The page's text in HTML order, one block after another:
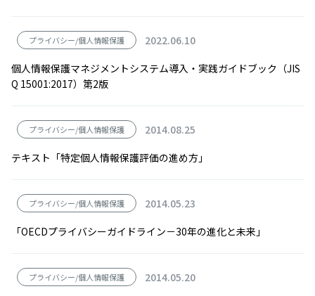
プライバシー/個人情報保護
2022.06.10
個人情報保護マネジメントシステム導入・実践ガイドブック（JIS
Q 15001:2017）第2版
プライバシー/個人情報保護
2014.08.25
テキスト「特定個人情報保護評価の進め方」
プライバシー/個人情報保護
2014.05.23
「OECDプライバシーガイドライン－30年の進化と未来」
プライバシー/個人情報保護
2014.05.20